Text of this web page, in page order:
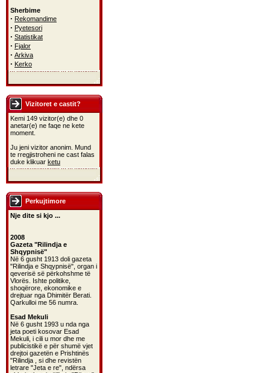
Sherbime
· Rekomandime
· Pyetesori
· Statistikat
· Fjalor
· Arkiva
· Kerko
Vizitoret e castit?
Kemi 149 vizitor(e) dhe 0
anetar(e) ne faqe ne kete
moment.
Ju jeni vizitor anonim. Mund
te rregjistroheni ne cast falas
duke klikuar ketu
Perkujtimore
Nje dite si kjo ...
2008
Gazeta "Rilindja e
Shqypnisë"
Në 6 gusht 1913 doli gazeta
"Rilindja e Shqypnisë", organ i
qeverisë së përkohshme të
Vlorës. Ishte politike,
shoqërore, ekonomike e
drejtuar nga Dhimitër Berati.
Qarkulloi me 56 numra.
Esad Mekuli
Në 6 gusht 1993 u nda nga
jeta poeti kosovar Esad
Mekuli, i cili u mor dhe me
publicistikë e për shumë vjet
drejtoi gazetën e Prishtinës
"Rilindja , si dhe revistën
letrare "Jeta e re", ndërsa